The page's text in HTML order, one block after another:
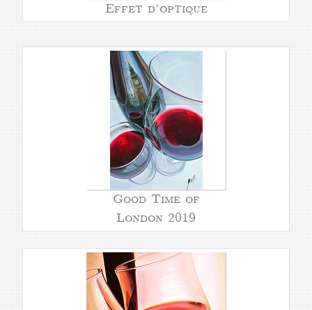
Effet d'optique
Good Time of
London 2019